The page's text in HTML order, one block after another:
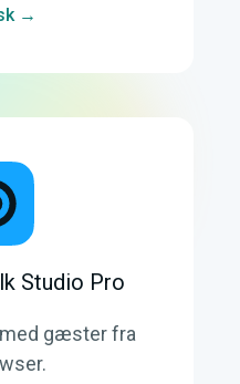
→
Studio Pro
gæster fra